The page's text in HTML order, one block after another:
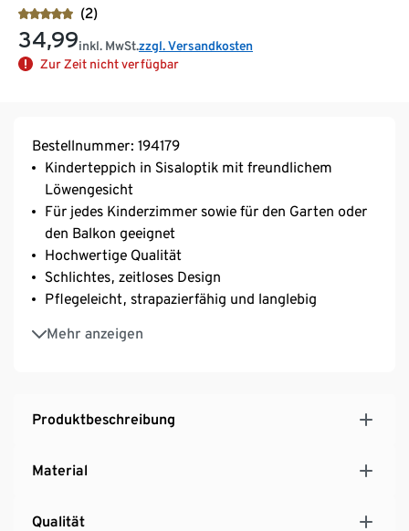
(2)
34,99inkl. MwSt.zzgl. Versandkosten
Zur Zeit nicht verfügbar
Bestellnummer: 194179
Kinderteppich in Sisaloptik mit freundlichem
Löwengesicht
Für jedes Kinderzimmer sowie für den Garten oder
den Balkon geeignet
Hochwertige Qualität
Schlichtes, zeitloses Design
Pflegeleicht, strapazierfähig und langlebig
Mehr anzeigen
Eignet sich für verschiedene Altersstufen
Öko-Tex Standard 100 zertifiziert
Produktbeschreibung
Material
Qualität